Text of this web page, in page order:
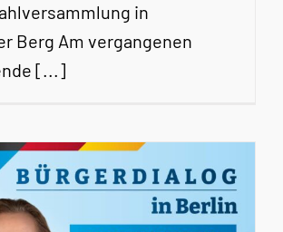
in
Berg Am vergangenen
[...]